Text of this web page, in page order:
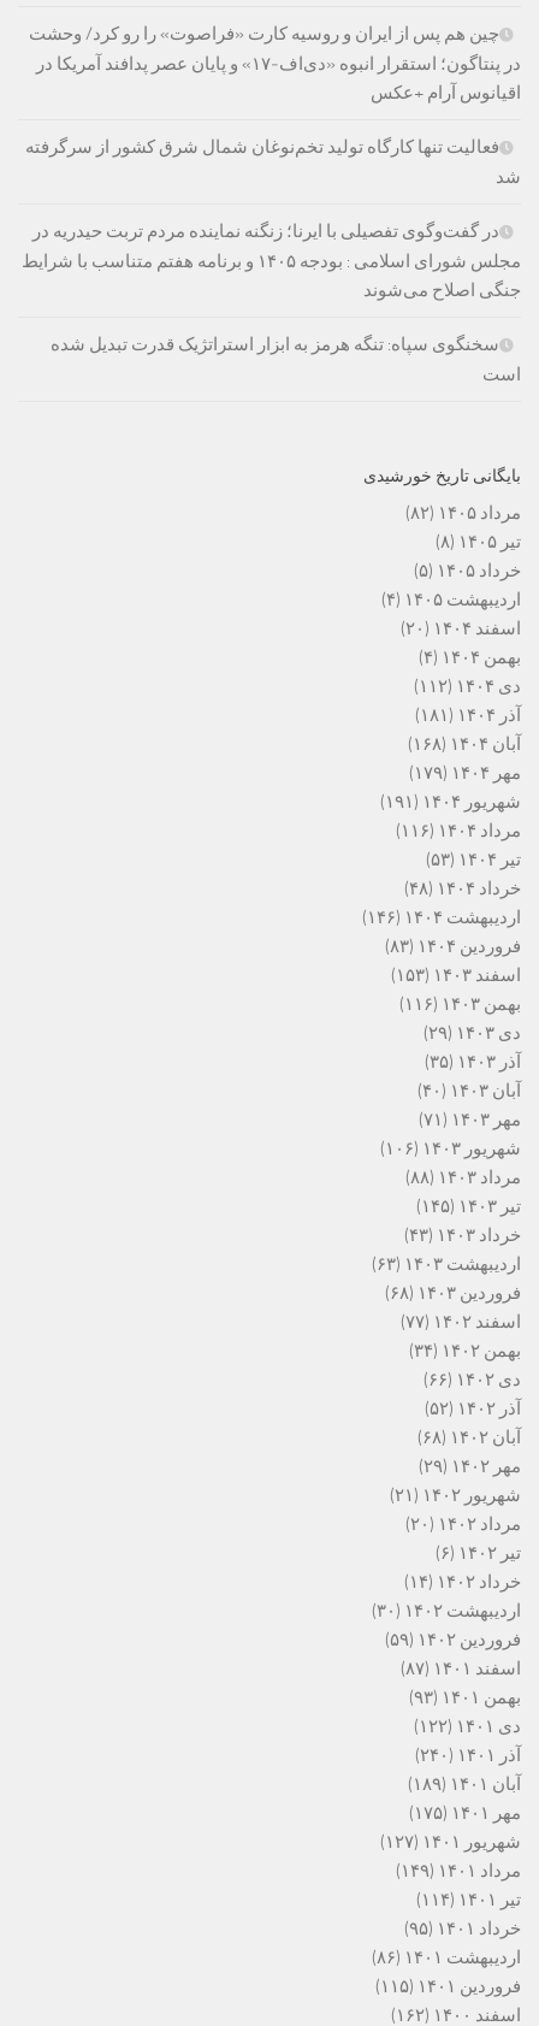
چین هم پس از ایران و روسیه کارت «فراصوت» را رو کرد/ وحشت
در پنتاگون؛ استقرار انبوه «دی‌اف‑۱۷» و پایان عصر پدافند آمریکا در
اقیانوس آرام +عکس
فعالیت تنها کارگاه تولید تخم‌نوغان شمال شرق کشور از سرگرفته
شد
در گفت‌وگوی تفصیلی با ایرنا؛ زنگنه نماینده مردم تربت حیدریه در
مجلس شورای اسلامی : بودجه ۱۴۰۵ و برنامه هفتم متناسب با شرایط
جنگی اصلاح می‌شوند
سخنگوی سپاه: تنگه هرمز به ابزار استراتژیک قدرت تبدیل شده
است
بایگانی تاریخ خورشیدی
مرداد ۱۴۰۵
(۸۲)
تیر ۱۴۰۵
(۸)
خرداد ۱۴۰۵
(۵)
اردیبهشت ۱۴۰۵
(۴)
اسفند ۱۴۰۴
(۲۰)
بهمن ۱۴۰۴
(۴)
دی ۱۴۰۴
(۱۱۲)
آذر ۱۴۰۴
(۱۸۱)
آبان ۱۴۰۴
(۱۶۸)
مهر ۱۴۰۴
(۱۷۹)
شهریور ۱۴۰۴
(۱۹۱)
مرداد ۱۴۰۴
(۱۱۶)
تیر ۱۴۰۴
(۵۳)
خرداد ۱۴۰۴
(۴۸)
اردیبهشت ۱۴۰۴
(۱۴۶)
فروردین ۱۴۰۴
(۸۳)
اسفند ۱۴۰۳
(۱۵۳)
بهمن ۱۴۰۳
(۱۱۶)
دی ۱۴۰۳
(۲۹)
آذر ۱۴۰۳
(۳۵)
آبان ۱۴۰۳
(۴۰)
مهر ۱۴۰۳
(۷۱)
شهریور ۱۴۰۳
(۱۰۶)
مرداد ۱۴۰۳
(۸۸)
تیر ۱۴۰۳
(۱۴۵)
خرداد ۱۴۰۳
(۴۳)
اردیبهشت ۱۴۰۳
(۶۳)
فروردین ۱۴۰۳
(۶۸)
اسفند ۱۴۰۲
(۷۷)
بهمن ۱۴۰۲
(۳۴)
دی ۱۴۰۲
(۶۶)
آذر ۱۴۰۲
(۵۲)
آبان ۱۴۰۲
(۶۸)
مهر ۱۴۰۲
(۲۹)
شهریور ۱۴۰۲
(۲۱)
مرداد ۱۴۰۲
(۲۰)
تیر ۱۴۰۲
(۶)
خرداد ۱۴۰۲
(۱۴)
اردیبهشت ۱۴۰۲
(۳۰)
فروردین ۱۴۰۲
(۵۹)
اسفند ۱۴۰۱
(۸۷)
بهمن ۱۴۰۱
(۹۳)
دی ۱۴۰۱
(۱۲۲)
آذر ۱۴۰۱
(۲۴۰)
آبان ۱۴۰۱
(۱۸۹)
مهر ۱۴۰۱
(۱۷۵)
شهریور ۱۴۰۱
(۱۲۷)
مرداد ۱۴۰۱
(۱۴۹)
تیر ۱۴۰۱
(۱۱۴)
خرداد ۱۴۰۱
(۹۵)
اردیبهشت ۱۴۰۱
(۸۶)
فروردین ۱۴۰۱
(۱۱۵)
اسفند ۱۴۰۰
(۱۶۲)